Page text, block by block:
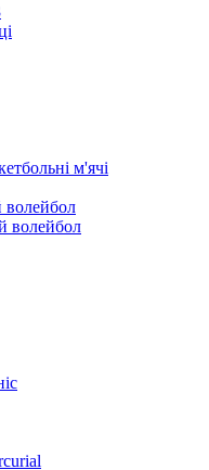
м'ячі
волейбол